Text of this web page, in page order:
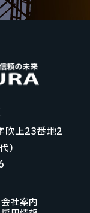
吹上23番地2
）
会社案内